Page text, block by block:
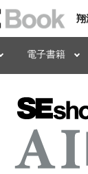
翔
電子書籍